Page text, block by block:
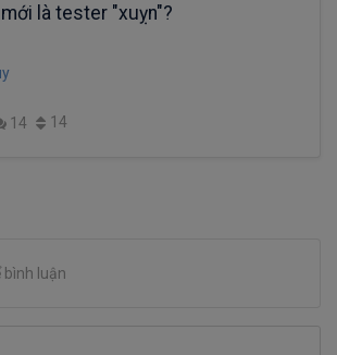
là tester "xuỵn"?
14 14
bình luận